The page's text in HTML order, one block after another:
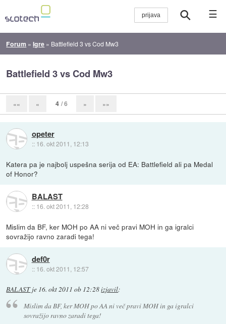
☰
Forum »Igre » Battlefield 3 vs Cod Mw3
Battlefield 3 vs Cod Mw3
«« « 4 / 6 » »»
opeter
:: 16. okt 2011, 12:13
Katera pa je najbolj uspešna serija od EA: Battlefield ali pa Medal
of Honor?
BALAST
:: 16. okt 2011, 12:28
Mislim da BF, ker MOH po AA ni več pravi MOH in ga igralci
sovražijo ravno zaradi tega!
def0r
:: 16. okt 2011, 12:57
BALASTje 16. okt 2011 ob 12:28izjavil:
Mislim da BF, ker MOH po AA ni več pravi MOH in ga igralci
sovražijo ravno zaradi tega!